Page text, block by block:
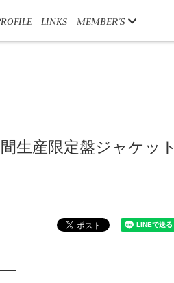
LINKS MEMBER’S
生産限定盤ジャケット